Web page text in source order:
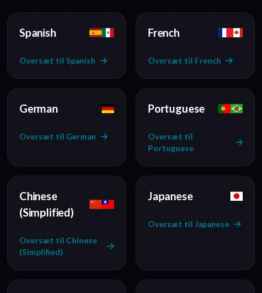
Spanish
Oversæt til Spanish
French
Oversæt til French
German
Oversæt til German
Portuguese
Oversæt til
Portuguese
Chinese
(Simplified)
Oversæt til Chinese
(Simplified)
Japanese
Oversæt til Japanese